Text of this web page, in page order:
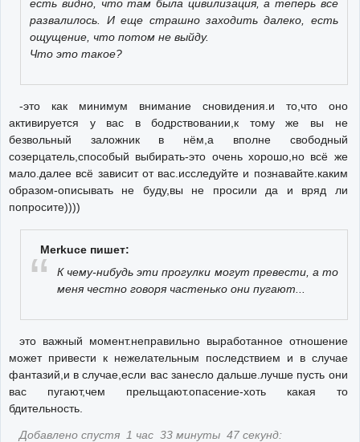
есть видно, что там была цивилизация, а теперь все
развалилось. И еще страшно заходить далеко, есть
ощущение, что потом не выйду.
Что это такое?
-это как минимум внимание сновидения.и то,что оно
активируется у вас в бодрствовании,к тому же вы не
безвольный заложник в нём,а вполне свободный
созерцатель,способый выбирать-это очень хорошо,но всё же
мало.далее всё зависит от вас.исследуйте и познавайте.каким
образом-описывать не буду,вы не просили да и вряд ли
попросите))))
Merkuce пишет:
К чему-нибудь эти прогулки могут превести, а то
меня честно говоря частенько они пугают...
это важный момент.неправильно выработанное отношение
может привести к нежелательным последствием и в случае
фантазий,и в случае,если вас занесло дальше.лучше пусть они
вас пугают,чем прельщают.опасение-хоть какая то
бдительность.
Добавлено спустя 1 час 33 минуты 47 секунд: